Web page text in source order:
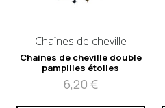
Chaînes de cheville
Chaines de cheville double
pampilles étoiles
6,20€